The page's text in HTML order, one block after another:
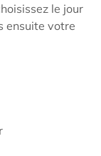
le jour
ensuite votre